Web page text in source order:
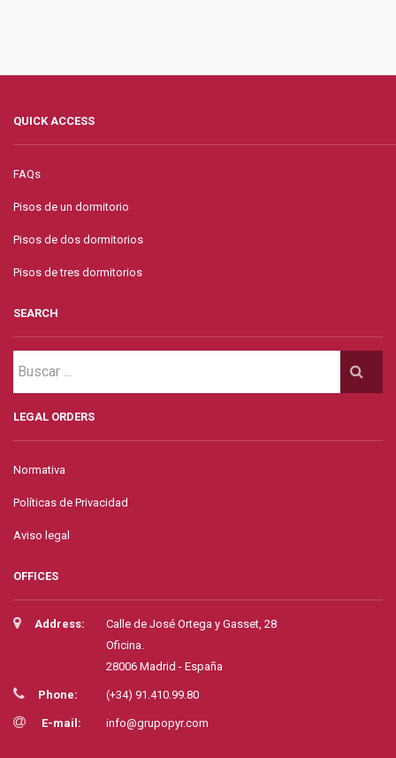
QUICK ACCESS
FAQs
Pisos de un dormitorio
Pisos de dos dormitorios
Pisos de tres dormitorios
SEARCH
LEGAL ORDERS
Normativa
Políticas de Privacidad
Aviso legal
OFFICES
Address:
Calle de José Ortega y Gasset, 28
Oficina.
28006 Madrid - España
Phone: (+34) 91.410.99.80
E-mail: info@grupopyr.com